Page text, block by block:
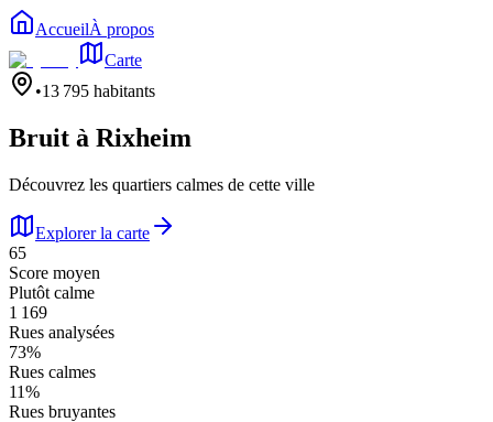
AccueilÀ propos
Carte
•13 795 habitants
Bruit à Rixheim
Découvrez les quartiers calmes de cette ville
Explorer la carte
65
Score moyen
Plutôt calme
1 169
Rues analysées
73%
Rues calmes
11%
Rues bruyantes